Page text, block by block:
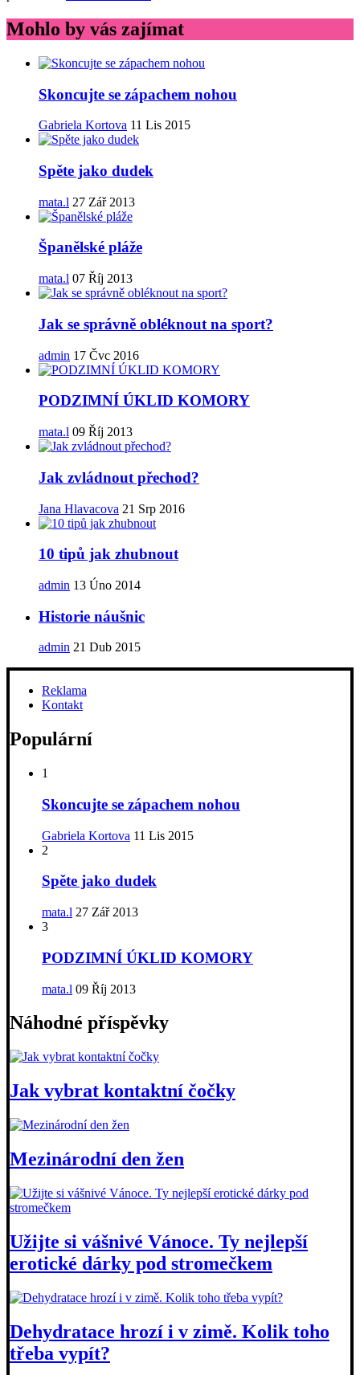
Mohlo by vás zajímat
Skoncujte se zápachem nohou
Gabriela Kortova 11 Lis 2015
Spěte jako dudek
mata.l 27 Zář 2013
Španělské pláže
mata.l 07 Říj 2013
Jak se správně obléknout na sport?
admin 17 Čvc 2016
PODZIMNÍ ÚKLID KOMORY
mata.l 09 Říj 2013
Jak zvládnout přechod?
Jana Hlavacova 21 Srp 2016
10 tipů jak zhubnout
admin 13 Úno 2014
Historie náušnic
admin 21 Dub 2015
Reklama
Kontakt
Populární
1
Skoncujte se zápachem nohou
Gabriela Kortova 11 Lis 2015
2
Spěte jako dudek
mata.l 27 Zář 2013
3
PODZIMNÍ ÚKLID KOMORY
mata.l 09 Říj 2013
Náhodné příspěvky
Jak vybrat kontaktní čočky
Mezinárodní den žen
Užijte si vášnivé Vánoce. Ty nejlepší
erotické dárky pod stromečkem
Dehydratace hrozí i v zimě. Kolik toho
třeba vypít?